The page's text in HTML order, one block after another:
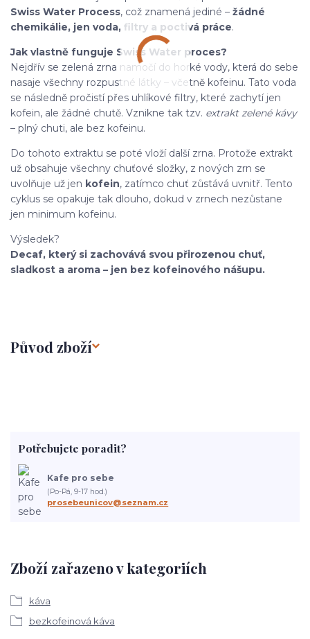
Swiss Water Process, což znamená jediné – žádné
chemikálie, jen voda, filtry a poctivá práce.
Jak vlastně funguje Swiss Water proces?
Nejdřív se zelená zrna namočí do horké vody, která do sebe
nasaje všechny rozpustné látky – včetně kofeinu. Tato voda
se následně pročistí přes uhlíkové filtry, které zachytí jen
kofein, ale žádné chutě. Vznikne tak tzv. extrakt zelené kávy
– plný chuti, ale bez kofeinu.
Do tohoto extraktu se poté vloží další zrna. Protože extrakt
už obsahuje všechny chuťové složky, z nových zrn se
uvolňuje už jen kofein, zatímco chuť zůstává uvnitř. Tento
cyklus se opakuje tak dlouho, dokud v zrnech nezůstane
jen minimum kofeinu.
Výsledek?
Decaf, který si zachovává svou přirozenou chuť,
sladkost a aroma – jen bez kofeinového nášupu.
Původ zboží
Zboží zařazeno v kategoriích
káva
bezkofeinová káva
Potřebujete poradit?
Kafe pro sebe
(Po-Pá, 9-17 hod.)
prosebeunicov@seznam.cz